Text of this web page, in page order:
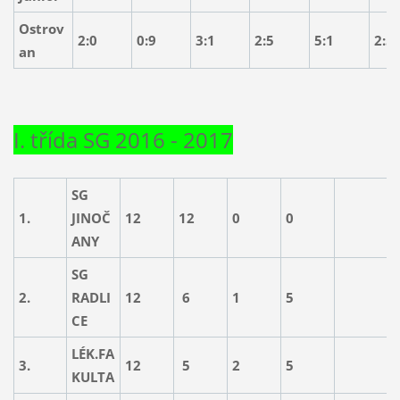
Ostrov
an
2:0 0:9 3:1 2:5 5:1 2:5
I. třída SG 2016 - 2017
1.
SG
JINOČ
ANY
12 12 0 0
2.
SG
RADLI
CE
12 6 1 5
3.
LÉK.FA
KULTA
12 5 2 5